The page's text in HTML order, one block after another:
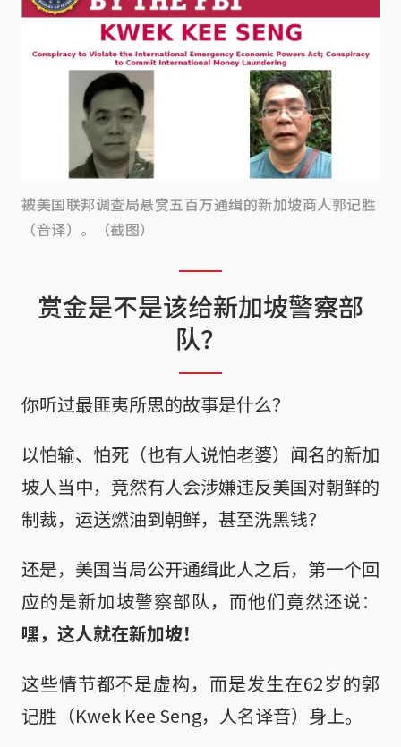
被美国联邦调查局悬赏五百万通缉的新加坡商人郭记胜
（音译）。（截图）
赏金是不是该给新加坡警察部
队？
你听过最匪夷所思的故事是什么？
以怕输、怕死（也有人说怕老婆）闻名的新加
坡人当中，竟然有人会涉嫌违反美国对朝鲜的
制裁，运送燃油到朝鲜，甚至洗黑钱？
还是，美国当局公开通缉此人之后，第一个回
应的是新加坡警察部队，而他们竟然还说：
嘿，这人就在新加坡！
这些情节都不是虚构，而是发生在62岁的郭
记胜（Kwek Kee Seng，人名译音）身上。